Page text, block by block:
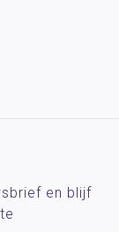
en blijf